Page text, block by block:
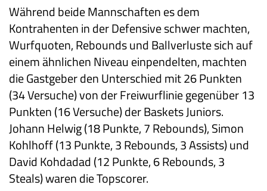
Während beide Mannschaften es dem
Kontrahenten in der Defensive schwer machten,
Wurfquoten, Rebounds und Ballverluste sich auf
einem ähnlichen Niveau einpendelten, machten
die Gastgeber den Unterschied mit 26 Punkten
(34 Versuche) von der Freiwurflinie gegenüber 13
Punkten (16 Versuche) der Baskets Juniors.
Johann Helwig (18 Punkte, 7 Rebounds), Simon
Kohlhoff (13 Punkte, 3 Rebounds, 3 Assists) und
David Kohdadad (12 Punkte, 6 Rebounds, 3
Steals) waren die Topscorer.